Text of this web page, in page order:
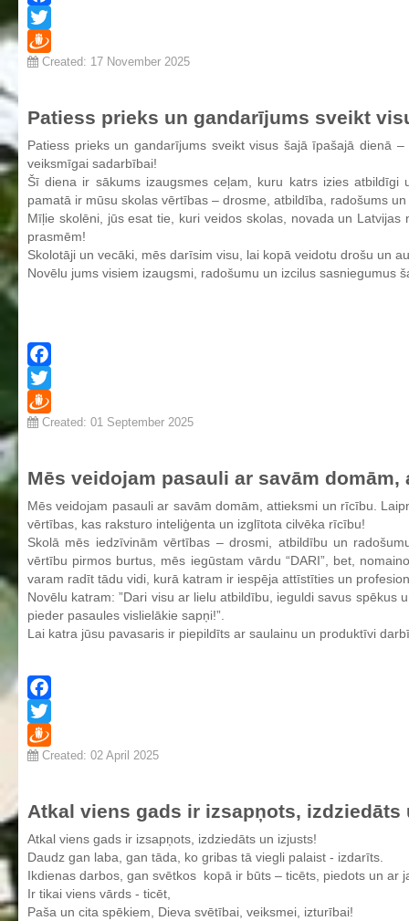
BPVV skolotāju konsultāciju grafiks 2025./2026. m.g.
Normatīvie akti
Individuālie nepieciešamie mācību līdzekļi un piederumi darbam
stundās
Ēdienkarte
Kontakti
Projekti
Fotogrāfijas
Noderīgi
Facebook
Twitter
Draugiem
Created: 17 November 2025
Patiess prieks un gandarījums sveikt
Patiess prieks un gandarījums sveikt visus šajā īpašajā dienā
veiksmīgai sadarbībai!
Šī diena ir sākums izaugsmes ceļam, kuru katrs izies
pamatā ir mūsu skolas vērtības – drosme, atbildība, radošums
Mīļie skolēni, jūs esat tie, kuri veidos skolas, novada un
prasmēm!
Skolotāji un vecāki, mēs darīsim visu, lai kopā veidotu drošu un
Novēlu jums visiem izaugsmi, radošumu un izcilus sasniegumus
Facebook
Twitter
Draugiem
Created: 01 September 2025
Mēs veidojam pasauli ar savām
Mēs veidojam pasauli ar savām domām, attieksmi un rīcību.
vērtības, kas raksturo inteliģenta un izglītota cilvēka rīcību!
Skolā mēs iedzīvinām vērtības – drosmi, atbildību un
vērtību pirmos burtus, mēs iegūstam vārdu “DARI”, bet,
varam radīt tādu vidi, kurā katram ir iespēja attīstīties un
Novēlu katram: ”Dari visu ar lielu atbildību, ieguldi savus
pieder pasaules vislielākie sapņi!”.
Lai katra jūsu pavasaris ir piepildīts ar saulainu un produktīvi
Facebook
Twitter
Draugiem
Created: 02 April 2025
Atkal viens gads ir izsapņots, izdziedāts
Atkal viens gads ir izsapņots, izdziedāts un izjusts!
Daudz gan laba, gan tāda, ko gribas tā viegli palaist - izdarīts.
Ikdienas darbos, gan svētkos kopā ir būts – ticēts, piedots un ar
Ir tikai viens vārds - ticēt,
Paša un cita spēkiem, Dieva svētībai, veiksmei, izturībai!